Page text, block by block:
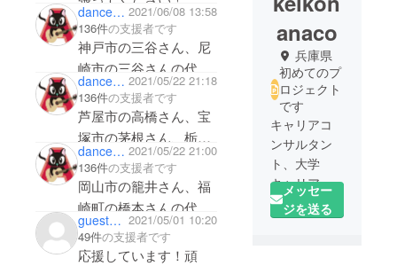
dancer1954 2021/06/08 13:58
136件の支援者です
神戸市の三谷さん、尼
崎市の三谷さんの代行
で支援します。
dancer1954 2021/05/22 21:18
136件の支援者です
芦屋市の高橋さん、宝
塚市の茅根さん、栃木
県の池島さん、福崎町
の伊賀さん、荒木さん
の代行で支援します。
dancer1954 2021/05/22 21:00
136件の支援者です
岡山市の籠井さん、福
崎町の橋本さんの代行
で支援します。
guest91901c1586b4 2021/05/01 10:20
49件の支援者です
応援しています！頑
anaco
兵庫県
初めてのプ
ロジェクト
です
キャリアコ
ンサルタン
ト、大学
キャリアセ
ンター勤
務。大学講
メッセー
ジを送る